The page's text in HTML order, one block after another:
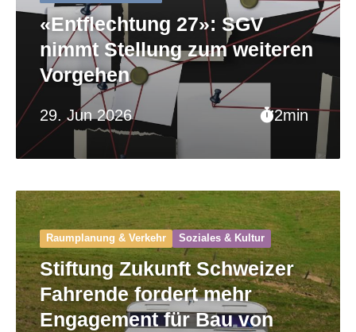
29. Jun 2026 2min
«Entflechtung 27»: SGV
nimmt Stellung zum weiteren
Vorgehen
Raumplanung & Verkehr Soziales & Kultur
Stiftung Zukunft Schweizer
Fahrende fordert mehr
Engagement für Bau von